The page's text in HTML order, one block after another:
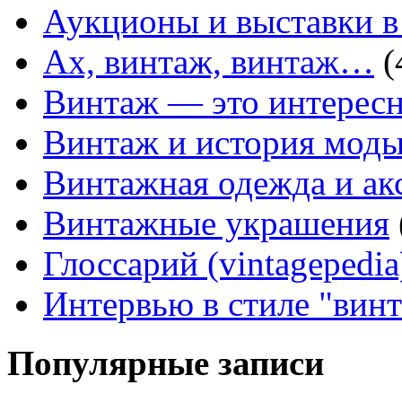
Аукционы и выставки
Ах, винтаж, винтаж…
Винтаж — это
Винтаж и история
Винтажная одежда и
Винтажные украшения
Глоссарий
Интервью в стиле
Популярные записи